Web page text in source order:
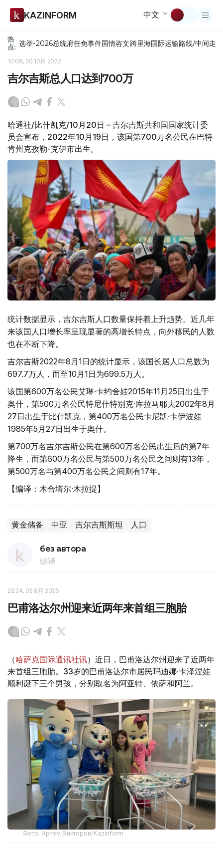
KAZINFORM 中文
热
点: 选举-2026总统府任免事件国情咨文跨里海国际运输路线/中间走廊
10:08, 20 10月 2022
吉尔吉斯总人口达到700万
哈通社/比什凯克/10月20日 – 吉尔吉斯共和国国家统计委
员会宣布，2022年10月19日，该国第700万名公民在巴特
肯州克孜勒-克伊市出生。
统计数据显示，吉尔吉斯人口数量保持着上升趋势。近几年
来该国人口增长率呈现显著的高增长特点，向外移民的人数
也在不断下降。
吉尔吉斯2022年8月1日的统计显示，该国长居人口总数为
697.7万人，而至10月1日为699.5万人。
该国第600万名公民艾琳·卡约舍娃2015年11月25日出生于
奥什，第500万名公民特尼什特别克·库拉马耶夫2002年8月
27日出生于比什凯克，第400万名公民卡尼凯·卡伊波娃
1985年5月27日出生于奥什。
第700万名吉尔吉斯公民在第600万名公民出生后的第7年
降生，而第600万名公民与第500万名公民之间则有13年，
第500万名与第400万名公民之间则有17年。
【编译：木合塔尔·木拉提】
黄金储备 中亚 吉尔吉斯斯坦 人口
без автора
编译
22:24, 05 8月 2026
巴甫洛达尔州迎来近两年来首组三胞胎
（哈萨克国际通讯社讯）近日，巴甫洛达尔州迎来了近两年
来首组三胞胎。33岁的巴甫洛达尔市居民玛迪娜·卡泽涅娃
顺利诞下三个男孩，分别取名为阿亚特、依萨和阿兰。
Фото: Артем Викторов/Kazinform